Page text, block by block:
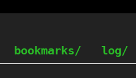
bookmarks/ log/